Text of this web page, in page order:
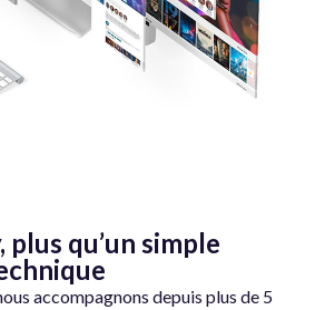
qu’un simple
accompagnons depuis plus de 5